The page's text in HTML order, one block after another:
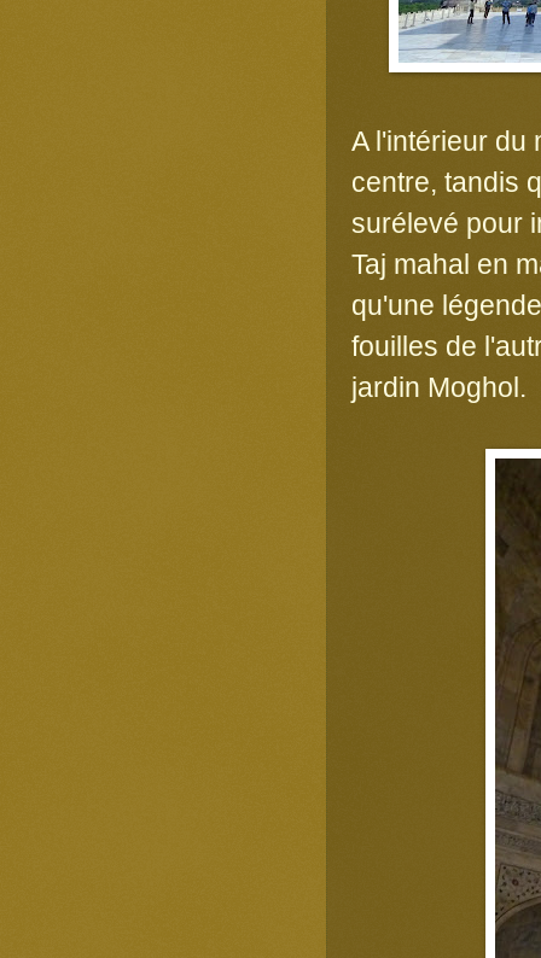
A l'intérieur du
centre, tandis
surélevé pour
Taj mahal en
qu'une
fouilles de
jardin Moghol.